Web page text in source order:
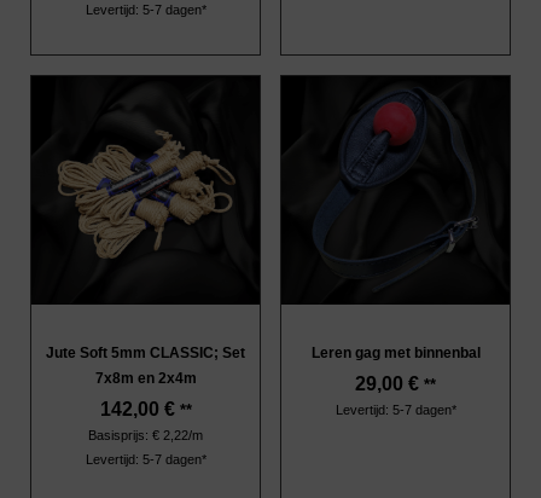
Levertijd: 5-7 dagen*
Jute Soft 5mm CLASSIC; Set
7x8m en 2x4m
142,00 € **
Basisprijs: € 2,22/m
Levertijd: 5-7 dagen*
Leren gag met binnenbal
29,00 € **
Levertijd: 5-7 dagen*